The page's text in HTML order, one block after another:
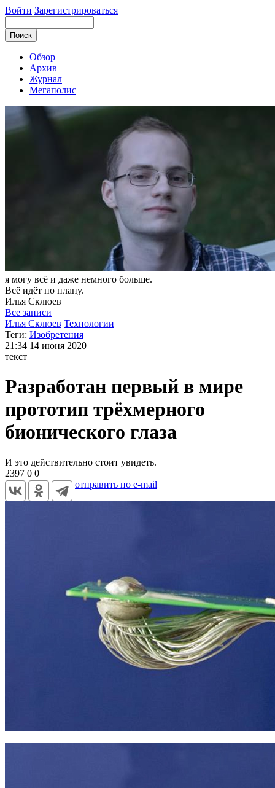
Войти Зарегистрироваться
Обзор
Архив
Журнал
Мегаполис
я могу всё и даже немного больше.
Всё идёт по плану.
Илья Склюев
Все записи
Илья Склюев Технологии
Теги: Изобретения
21:34 14 июня 2020
текст
Разработан первый в мире
прототип трёхмерного
бионического глаза
И это действительно стоит увидеть.
2397 0 0
отправить по e-mail